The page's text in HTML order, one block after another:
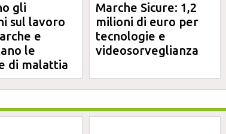
gli
sul lavoro
e
le
di malattia
Marche Sicure: 1,2
milioni di euro per
tecnologie e
videosorveglianza